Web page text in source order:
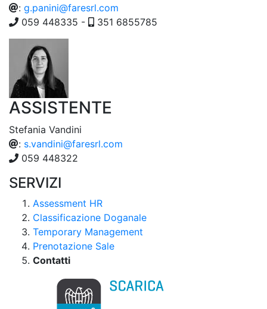
: g.panini@faresrl.com
059 448335 -
351 6855785
ASSISTENTE
Stefania Vandini
: s.vandini@faresrl.com
059 448322
SERVIZI
Assessment HR
Classificazione Doganale
Temporary Management
Prenotazione Sale
Contatti